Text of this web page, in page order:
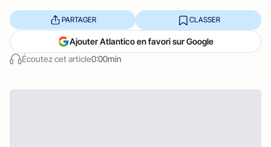
Écoutez cet article0:00min
PARTAGER CLASSER
Ajouter Atlantico en favori sur Google